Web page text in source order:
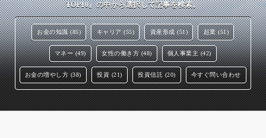
TOP10』の中から選択して記事を検索。
お金の知識 (85) キャリア (55) 資産形成 (51) 起業 (51)
マネー (49) 女性の働き方 (48) 個人事業主 (42)
お金の増やし方 (38) 投資 (21) 投資信託 (20) 今すぐ問い合わせ